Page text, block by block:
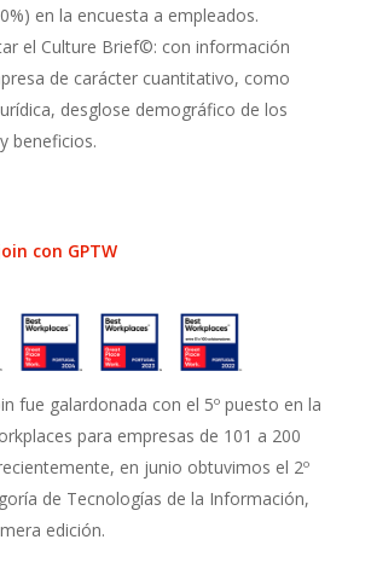
en la encuesta a empleados.
el Culture Brief©: con información
de carácter cuantitativo, como
desglose demográfico de los
beneficios.
con GPTW
fue galardonada con el 5º puesto en la
para empresas de 101 a 200
en junio obtuvimos el 2º
de Tecnologías de la Información,
edición.